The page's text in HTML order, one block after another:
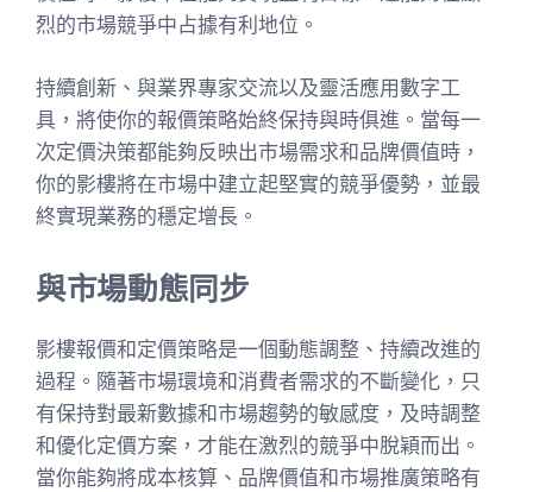
烈的市場競爭中占據有利地位。
持續創新、與業界專家交流以及靈活應用數字工
具，將使你的報價策略始終保持與時俱進。當每一
次定價決策都能夠反映出市場需求和品牌價值時，
你的影樓將在市場中建立起堅實的競爭優勢，並最
終實現業務的穩定增長。
與市場動態同步
影樓報價和定價策略是一個動態調整、持續改進的
過程。隨著市場環境和消費者需求的不斷變化，只
有保持對最新數據和市場趨勢的敏感度，及時調整
和優化定價方案，才能在激烈的競爭中脫穎而出。
當你能夠將成本核算、品牌價值和市場推廣策略有